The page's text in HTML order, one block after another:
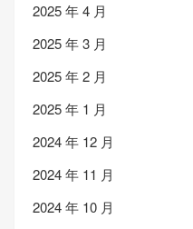
2025 年 4 月
2025 年 3 月
2025 年 2 月
2025 年 1 月
2024 年 12 月
2024 年 11 月
2024 年 10 月